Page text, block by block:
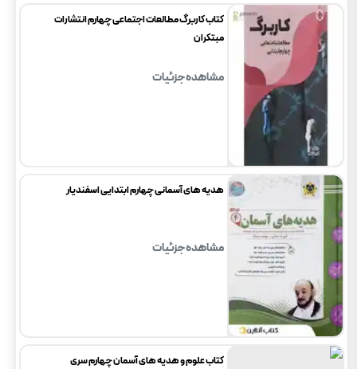
کتاب کاربرگ مطالعات اجتماعی چهارم انتشارات
مبتکران
مشاهده جزئیات
هدیه های آسمانی چهارم ابتدایی اسفندیار
مشاهده جزئیات
کتاب علوم و هدیه های آسمان چهارم سری